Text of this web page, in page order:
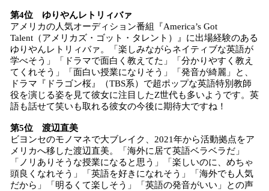
第4位 ゆりやんレトリィバァ
アメリカの人気オーディション番組『America’s Got
Talent（アメリカズ・ゴット・タレント）』に出場経験のある
ゆりやんレトリィバァ。「楽しみながらネイティブな英語が
学べそう」「ドラマで面白く教えてた」「分かりやすく教え
てくれそう」「面白い授業になりそう」「発音が綺麗」と、
ドラマ『ドラゴン桜』（TBS系）で超ポップな英語特別教師
役を演じる姿を見て彼女に注目したZ世代も多いようです。英
語も話せて笑いも取れる彼女の今後に期待大ですね！
第5位 渡辺直美
ビヨンセのモノマネで大ブレイク、2021年から活動拠点をア
メリカへ移した渡辺直美。「海外に居て英語ベラベラだ」
「ノリありそうな授業になると思う」「楽しいのに、めちゃ
頭良くなれそう」「英語を好きになれそう」「海外でも人気
だから」「明るくて楽しそう」「英語の発音がいい」との声